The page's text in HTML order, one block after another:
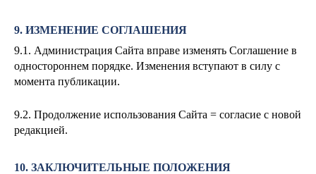
9. ИЗМЕНЕНИЕ СОГЛАШЕНИЯ
9.1. Администрация Сайта вправе изменять Соглашение в
одностороннем порядке. Изменения вступают в силу с
момента публикации.
9.2. Продолжение использования Сайта = согласие с новой
редакцией.
10. ЗАКЛЮЧИТЕЛЬНЫЕ ПОЛОЖЕНИЯ